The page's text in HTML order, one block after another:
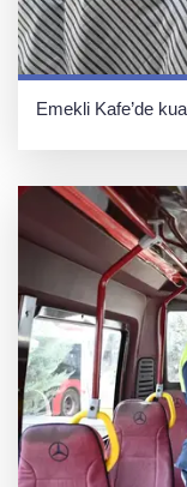
Emekli Kafe’de